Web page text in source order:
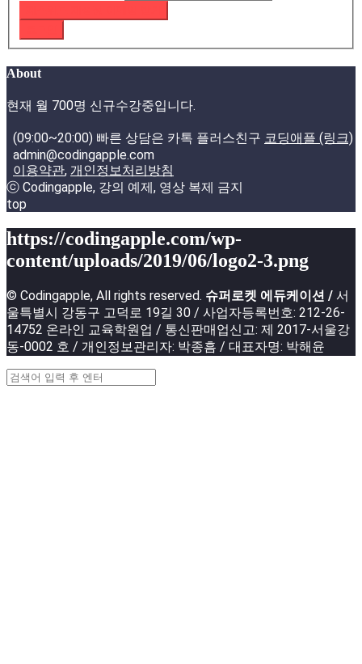
About
현재 월 700명 신규수강중입니다.
(09:00~20:00) 빠른 상담은 카톡 플러스친구 코딩애플 (링크)
admin@codingapple.com
이용약관, 개인정보처리방침
ⓒ Codingapple, 강의 예제, 영상 복제 금지
top
https://codingapple.com/wp-
content/uploads/2019/06/logo2-3.png
© Codingapple, All rights reserved. 슈퍼로켓 에듀케이션 / 서
울특별시 강동구 고덕로 19길 30 / 사업자등록번호: 212-26-
14752 온라인 교육학원업 / 통신판매업신고: 제 2017-서울강
동-0002 호 / 개인정보관리자: 박종흠 / 대표자명: 박해윤